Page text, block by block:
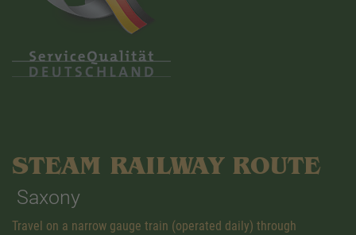
STEAM RAILWAY ROUTE
Saxony
Travel on a narrow gauge train (operated daily) through